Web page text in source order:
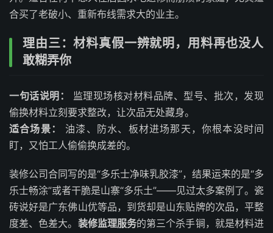
合买了老破小、重新布线需求大的业主。
理由三：材料真假一辨就明，用料再也没人
敢糊弄你
一句话说明：
监理现场核对材料品牌、型号、批次，发现
偷换材料立刻要求整改，让次品无处藏身。
适合场景：
油漆、防水、板材进场那天，你根本没时间
盯，又怕工人偷偷换成差的。
装修公司合同写的是“多乐士净味乳胶漆”，结果运来的是“多
乐士畅涂”或者干脆是山寨“多乐土”——见过太多案例了。瓷
砖说好是广东佛山优等品，到货却是山东贴牌的次品，平整
度差、色差大。 装修监理服务的第三个杀手锏，就是材料进